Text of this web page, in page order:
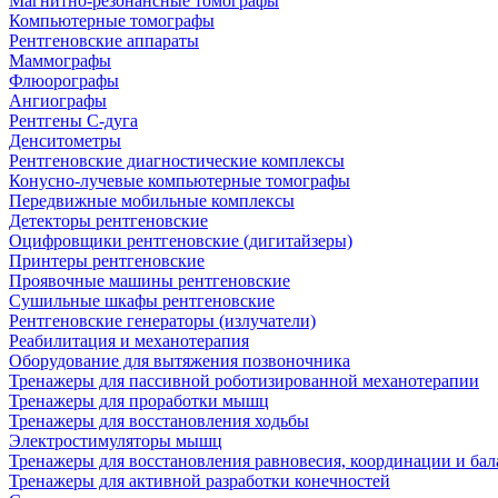
Компьютерные томографы
Рентгеновские аппараты
Маммографы
Флюорографы
Ангиографы
Рентгены С-дуга
Денситометры
Рентгеновские диагностические комплексы
Конусно-лучевые компьютерные томографы
Передвижные мобильные комплексы
Детекторы рентгеновские
Оцифровщики рентгеновские (дигитайзеры)
Принтеры рентгеновские
Проявочные машины рентгеновские
Сушильные шкафы рентгеновские
Рентгеновские генераторы (излучатели)
Реабилитация и механотерапия
Оборудование для вытяжения позвоночника
Тренажеры для пассивной роботизированной механотерапии
Тренажеры для проработки мышц
Тренажеры для восстановления ходьбы
Электростимуляторы мышц
Тренажеры для восстановления равновесия, координации и
Тренажеры для активной разработки конечностей